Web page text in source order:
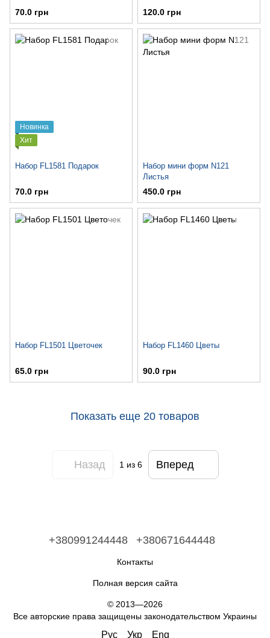
70.0 грн 120.0 грн
Новинка
Хит
Набор FL1581 Подарок
70.0 грн
Набор мини форм N121
Листья
450.0 грн
Набор FL1501 Цветочек
65.0 грн
Набор FL1460 Цветы
90.0 грн
Показать еще 20 товаров
Назад 1из 6 Вперед
+380991244448 +380671644448
Контакты
Полная версия сайта
© 2013—2026
Все авторские права защищены законодательством Украины
Рус Укр Eng